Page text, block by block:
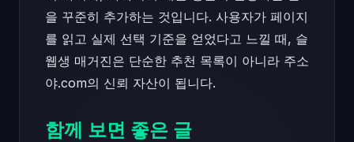
을 꾸준히 추가하는 것입니다. 사용자가 페이지
를 읽고 실제 선택 기준을 얻었다고 느낄 때, 슬
웹생 매거진은 단순한 추천 목록이 아니라 주소
야.com의 신뢰 자산이 됩니다.
함께 보면 좋은 글